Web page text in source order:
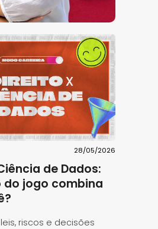
28/05/2026
de Dados:
do jogo combina
riscos e decisões